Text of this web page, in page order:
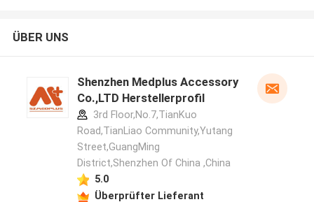
ÜBER UNS
Shenzhen Medplus Accessory
Co.,LTD Herstellerprofil
3rd Floor,No.7,TianKuo
Road,TianLiao Community,Yutang
Street,GuangMing
District,Shenzhen Of China ,China
5.0
Überprüfter Lieferant